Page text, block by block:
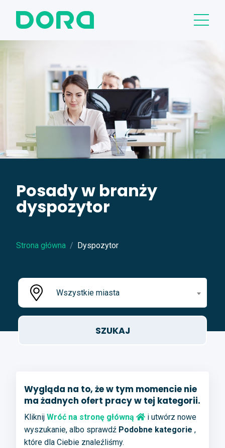
Posady w branży
dyspozytor
Strona główna Dyspozytor
Wszystkie miasta
Wygląda na to, że w tym momencie nie
ma żadnych ofert pracy w tej kategorii.
Kliknij Wróć na stronę główną
i utwórz nowe
wyszukanie, albo sprawdź Podobne kategorie ,
które dla Ciebie znaleźliśmy.